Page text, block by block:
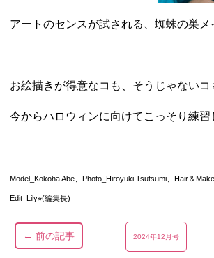
アートのセンスが試される、蜘蛛の巣メ
お絵描きが得意なコも、そうじゃないコ
今からハロウィンに向けてこっそり練習
Model_Kokoha Abe、Photo_Hiroyuki Tsutsumi、Hair＆
Edit_Lily⭐︎(編集長)
← 前の記事 2024年12月号